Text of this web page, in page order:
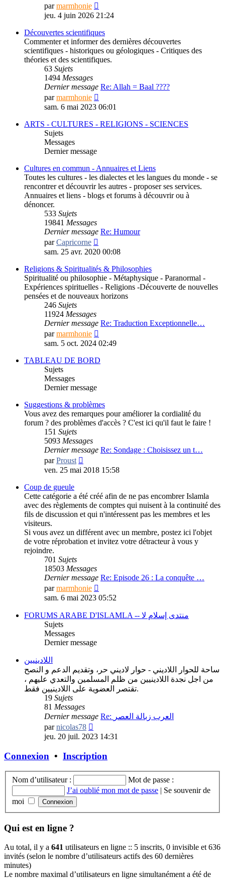
parmarmhonie
le
message
jeu. 4 juin 2026 21:24
Découvertes scientifiques
Commenter et informer des dernières découvertes
scientifiques - historiques ou géologiques - Critiques des
théories et des scientifiques.
63 Sujets
1494 Messages
Dernier message Re: Allah = Baal ????
parmarmhonie
le
message
sam. 6 mai 2023 06:01
ARTS - CULTURES - RELIGIONS - SCIENCES
Sujets
Messages
Dernier message
Cultures en commun - Annuaires et Liens
Toutes les cultures - les dialectes et les langues du monde - se
rencontrer et découvrir les autres - proposer ses services.
Annuaires et liens - blogs et forums à découvrir ou à
dénoncer.
533 Sujets
19841 Messages
Dernier message Re: Humour
parCapricorne
le
message
sam. 25 avr. 2020 00:08
Religions & Spiritualités & Philosophies
Spiritualité ou philosophie - Métaphysique - Paranormal -
Expériences spirituelles - Religions -Découverte de nouvelles
pensées et de nouveaux horizons
246 Sujets
11924 Messages
Dernier message Re: Traduction Exceptionnelle…
parmarmhonie
le
message
sam. 5 oct. 2024 02:49
TABLEAU DE BORD
Sujets
Messages
Dernier message
Suggestions & problèmes
Vous avez des remarques pour améliorer la cordialité du
forum ? des problèmes d'accès ? C'est ici qu'il faut le faire !
151 Sujets
5093 Messages
Dernier message Re: Sondage : Choisissez un t…
parProust
le
ven. 25 mai 2018 15:58
Coup de gueule
Cette catégorie a été créé afin de ne pas encombrer Islamla
avec des règlements de comptes qui nuisent à la continuité des
fils de discussion et qui n'intéressent pas les membres et les
visiteurs.
Si vous avez un différent avec un membre, postez ici l'objet
de votre réprobation et invitez votre détracteur à vous y
rejoindre.
701 Sujets
18503 Messages
Dernier message Re: Episode 26 : La conquête …
parmarmhonie
le
message
sam. 6 mai 2023 05:52
FORUMS ARABE D'ISLAMLA -- منتدى إسلام لا
Sujets
Messages
Dernier message
اللادينيين
ساحة للحوار اللاديني - حوار لاديني حر، وتقديم الدعم و النصح
من اجل نجدة اللادينيين من ظلم المسلمين والتعدي عليهم ،
تقتصر العضوية على اللادينيين فقط.
19 Sujets
81 Messages
Dernier message
Re: العرب زبالة العصر
parnicolas78
le
message
jeu. 20 juil. 2023 14:31
Connexion • Inscription
Nom d’utilisateur :
Mot de passe :
J’ai oublié mon mot de passe | Se souvenir de
moi
Qui est en ligne ?
Au total, il y a 641 utilisateurs en ligne :: 5 inscrits, 0 invisible et 636
invités (selon le nombre d’utilisateurs actifs des 60 dernières
minutes)
Le nombre maximal d’utilisateurs en ligne simultanément a été de